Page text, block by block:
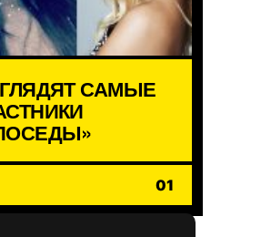
САМЫЕ
01